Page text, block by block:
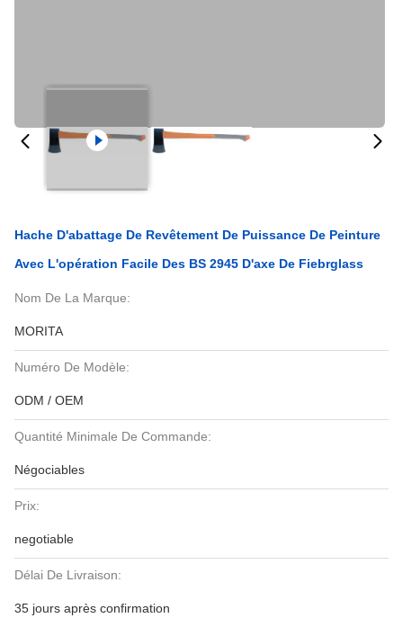
Hache D'abattage De Revêtement De Puissance De Peinture
Avec L'opération Facile Des BS 2945 D'axe De Fiebrglass
Nom De La Marque:
MORITA
Numéro De Modèle:
ODM / OEM
Quantité Minimale De Commande:
Négociables
Prix:
negotiable
Délai De Livraison:
35 jours après confirmation